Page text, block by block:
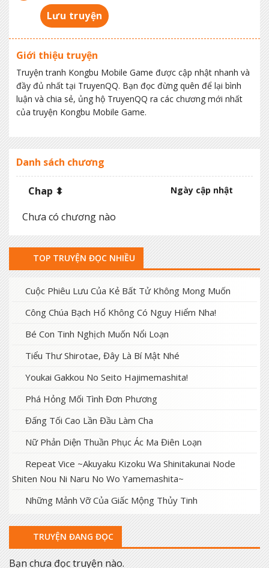
Lưu truyện
Giới thiệu truyện
Truyện tranh Kongbu Mobile Game được cập nhật nhanh và
đầy đủ nhất tại TruyenQQ. Bạn đọc đừng quên để lại bình
luận và chia sẻ, ủng hộ TruyenQQ ra các chương mới nhất
của truyện Kongbu Mobile Game.
Danh sách chương
Chap ⬍ Ngày cập nhật
Chưa có chương nào
TOP TRUYỆN ĐỌC NHIỀU
Cuộc Phiêu Lưu Của Kẻ Bất Tử Không Mong Muốn
Công Chúa Bạch Hổ Không Có Nguy Hiểm Nha!
Bé Con Tinh Nghịch Muốn Nổi Loạn
Tiểu Thư Shirotae, Đây Là Bí Mật Nhé
Youkai Gakkou No Seito Hajimemashita!
Phá Hỏng Mối Tình Đơn Phương
Đấng Tối Cao Lần Đầu Làm Cha
Nữ Phản Diện Thuần Phục Ác Ma Điên Loạn
Repeat Vice ~Akuyaku Kizoku Wa Shinitakunai Node
Shiten Nou Ni Naru No Wo Yamemashita~
Những Mảnh Vỡ Của Giấc Mộng Thủy Tinh
TRUYỆN ĐANG ĐỌC
Bạn chưa đọc truyện nào.